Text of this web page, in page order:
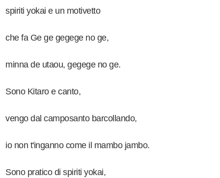
spiriti yokai e un motivetto
che fa Ge ge gegege no ge,
minna de utaou, gegege no ge.
Sono Kitaro e canto,
vengo dal camposanto barcollando,
io non t'inganno come il mambo jambo.
Sono pratico di spiriti yokai,